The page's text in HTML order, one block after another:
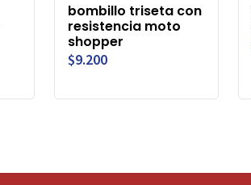
bombillo triseta con
resistencia moto
shopper
$9.200